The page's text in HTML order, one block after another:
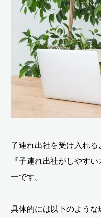
子連れ出社を受け入れ
『子連れ出社がしやす
一です。
具体的には以下のような